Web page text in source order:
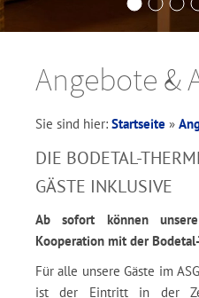
Angebote &
Sie sind hier: Startseite »
DIE BODETAL-
GÄSTE INKLUSIVE
Ab sofort können
Kooperation mit der
Für alle unsere Gäste im
ist der Eintritt in der